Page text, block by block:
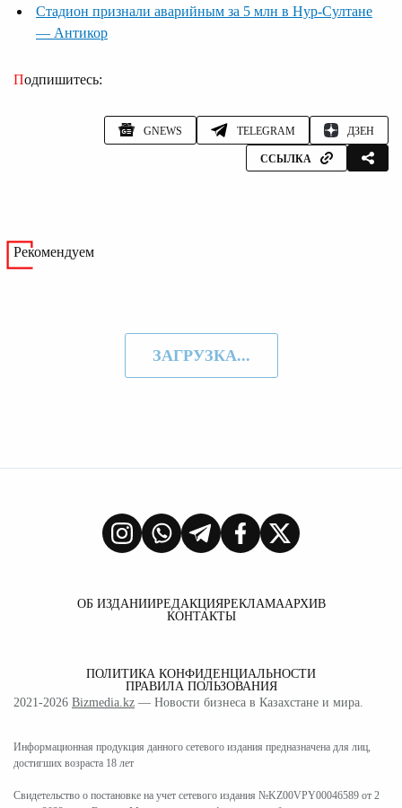
Стадион признали аварийным за 5 млн в Нур-Султане
— Антикор
Подпишитесь:
GNEWS TELEGRAM ДЗЕН
ССЫЛКА
Рекомендуем
ЗАГРУЗКА...
ОБ ИЗДАНИИРЕДАКЦИЯРЕКЛАМААРХИВ
КОНТАКТЫ
ПОЛИТИКА КОНФИДЕНЦИАЛЬНОСТИ
ПРАВИЛА ПОЛЬЗОВАНИЯ
2021-2026 Bizmedia.kz — Новости бизнеса в Казахстане и мира.
Информационная продукция данного сетевого издания предназначена для лиц,
достигших возраста 18 лет
Свидетельство о постановке на учет сетевого издания №KZ00VPY00046589 от 2